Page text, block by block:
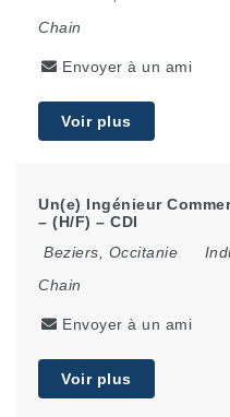
Chain
Envoyer à un ami
Voir plus
Un(e) Ingénieur
– (H/F) – CDI
Beziers
Occitanie
Chain
Envoyer à un ami
Voir plus